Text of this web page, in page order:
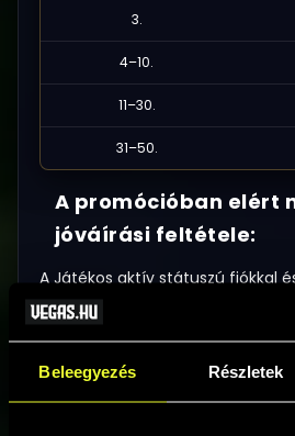
Beleegyezés Részletek
3.
4–10.
11–30.
31–50.
A promócióban elért
jóváírási feltétele:
A Játékos aktív státuszú fiókkal
azonosított, aktív
Egyéb részvételi
A pontszámításba csak a
alatt sikeresen lezárt játékkörök